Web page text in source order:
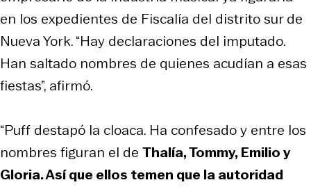
en los expedientes de Fiscalía del distrito sur de
Nueva York. “Hay declaraciones del imputado.
Han saltado nombres de quienes acudían a esas
fiestas”, afirmó.
“Puff destapó la cloaca. Ha confesado y entre los
nombres figuran el de Thalía, Tommy, Emilio y
Gloria. Así que ellos temen que la autoridad